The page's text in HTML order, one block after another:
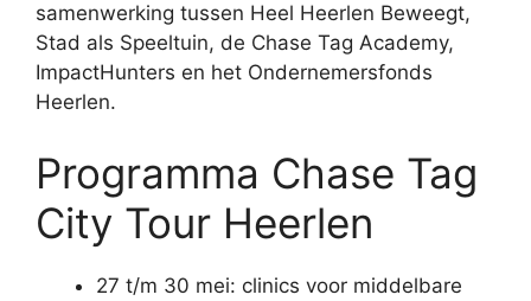
samenwerking tussen Heel Heerlen Beweegt,
Stad als Speeltuin, de Chase Tag Academy,
ImpactHunters en het Ondernemersfonds
Heerlen.
Programma Chase Tag
City Tour Heerlen
27 t/m 30 mei: clinics voor middelbare